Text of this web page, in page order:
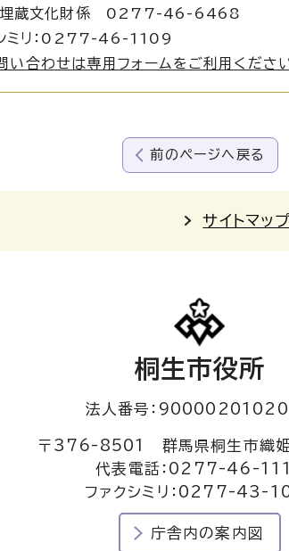
文化財係 0277-46-6468
ミリ：0277-46-1109
い合わせは専用フォームをご利用ください
前のページへ戻る
サイトマップ
桐生市役所
法人番号：
〒376-8501 群馬県桐生市織
代表電話：0277-46-
ファクシミリ：0277-43-
庁舎内の案内図